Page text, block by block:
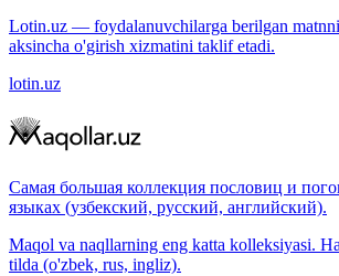
Lotin.uz — foydalanuvchilarga berilgan
aksincha o'girish xizmatini taklif etadi.
lotin.uz
Самая большая коллекция пословиц и
языках (узбекский, русский, английский).
Maqol va naqllarning eng katta kolleksiyasi.
tilda (o'zbek, rus, ingliz).